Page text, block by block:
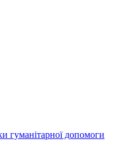
гуманітарної допомоги